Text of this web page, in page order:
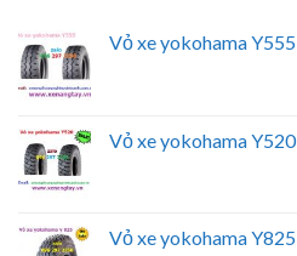
Vỏ xe yokohama Y555
Vỏ xe yokohama Y520
Vỏ xe yokohama Y825